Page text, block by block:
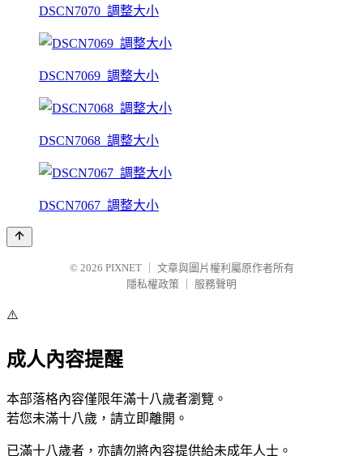
DSCN7070_調整大小
DSCN7069_調整大小
DSCN7068_調整大小
DSCN7067_調整大小
© 2026 PIXNET
文章與圖片權利屬原作者所有
隱私權政策
服務聲明
⚠️
成人內容提醒
本部落格內容僅限年滿十八歲者瀏覽。
若您未滿十八歲，請立即離開。
已滿十八歲者，亦請勿將內容提供給未成年人士。